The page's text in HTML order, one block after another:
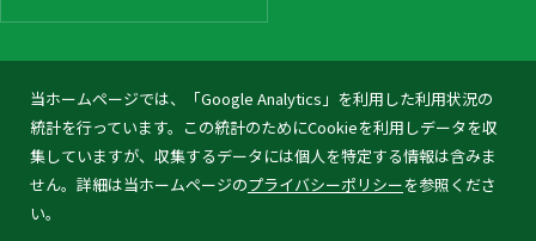
当ホームページでは、「Google Analytics」を利用した利用状況の
統計を行っています。この統計のためにCookieを利用しデータを収
集していますが、収集するデータには個人を特定する情報は含みま
せん。詳細は当ホームページのプライバシーポリシーを参照くださ
い。